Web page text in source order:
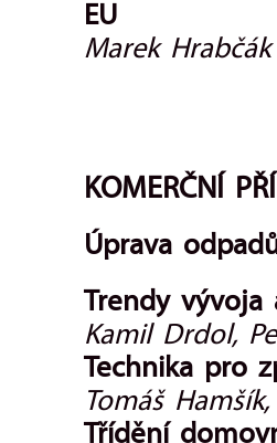
EU
Marek Hrabčák
KOMERČNÍ
Úprava
Trendy
Kamil Drdol,
Technika pro
Tomáš
Třídění